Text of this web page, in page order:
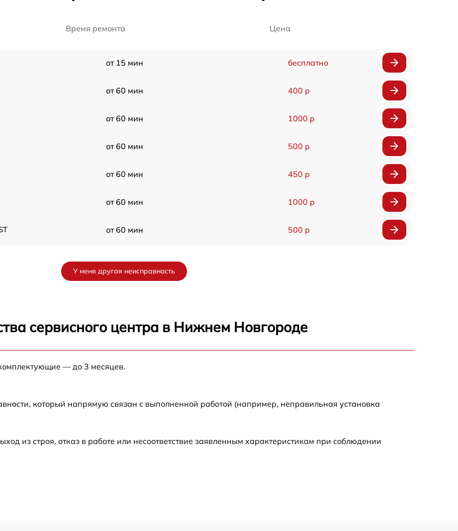
Время ремонта Цена
от 15 мин бесплатно
от 60 мин 400 р
от 60 мин 1000 р
от 60 мин 500 р
от 60 мин 450 р
от 60 мин 1000 р
от 60 мин 500 р
от 60 мин
У меня другая неисправность
сервисного центра в Нижнем Новгороде
— до 3 месяцев.
который напрямую связан с выполненной работой (например, неправильная установка
из строя, отказ в работе или несоответствие заявленным характеристикам при соблюдении